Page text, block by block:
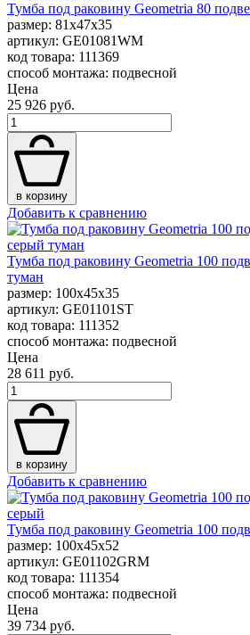
Тумба под раковину Geometria 80
размер: 81x47x35
артикул: GE01081WM
код товара: 111369
способ монтажа: подвесной
Цена
25 926 руб.
в корзину
Добавить к сравнению
Тумба под раковину Geometria 100
туман
размер: 100x45x35
артикул: GE01101ST
код товара: 111352
способ монтажа: подвесной
Цена
28 611 руб.
в корзину
Добавить к сравнению
Тумба под раковину Geometria 100
размер: 100x45x52
артикул: GE01102GRM
код товара: 111354
способ монтажа: подвесной
Цена
39 734 руб.